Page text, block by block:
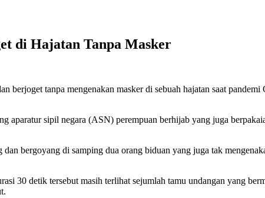
di Hajatan Tanpa Masker
tanpa mengenakan masker di sebuah hajatan saat
aparatur sipil negara (ASN) perempuan berhijab yang juga
bergoyang di samping dua orang biduan yang juga tak
30 detik tersebut masih terlihat sejumlah tamu undangan yang